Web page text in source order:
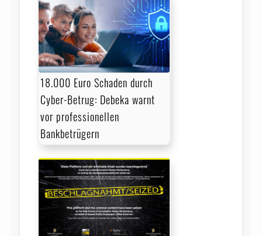
18.000 Euro Schaden durch
Cyber-Betrug: Debeka warnt
vor professionellen
Bankbetrügern